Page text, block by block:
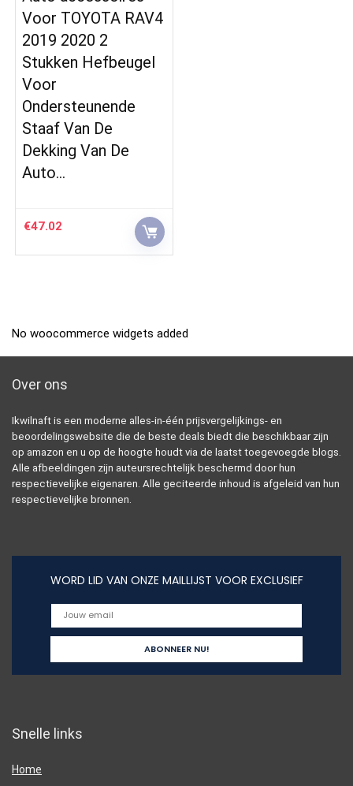
Voor TOYOTA RAV4
2019 2020 2
Stukken Hefbeugel
Voor
Ondersteunende
Staaf Van De
Dekking Van De
Auto…
€47.02
No woocommerce widgets added
Over ons
Ikwilnaft is een moderne alles-in-één prijsvergelijkings- en
beoordelingswebsite die de beste deals biedt die beschikbaar zijn
op amazon en u op de hoogte houdt via de laatst toegevoegde blogs.
Alle afbeeldingen zijn auteursrechtelijk beschermd door hun
respectievelijke eigenaren. Alle geciteerde inhoud is afgeleid van hun
respectievelijke bronnen.
WORD LID VAN ONZE MAILLIJST VOOR EXCLUSIEF
Snelle links
Home